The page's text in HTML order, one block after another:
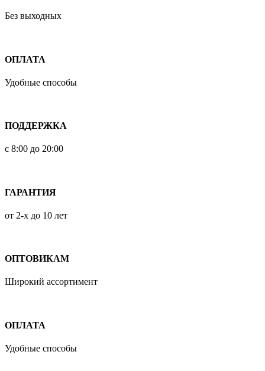
Без выходных
ОПЛАТА
Удобные способы
ПОДДЕРЖКА
с 8:00 до 20:00
ГАРАНТИЯ
от 2-х до 10 лет
ОПТОВИКАМ
Широкий ассортимент
ОПЛАТА
Удобные способы